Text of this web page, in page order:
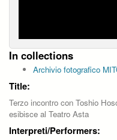
In collections
Archivio fotografico
Title:
Terzo incontro con Toshio
esibisce al Teatro Asta
Interpreti/Performers: